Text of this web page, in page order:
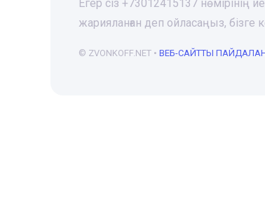
Егер сіз +73012415137 нөмірінің
жарияланған деп ойласаңыз,
© ZVONKOFF.NET • ВЕБ-CАЙТТЫ